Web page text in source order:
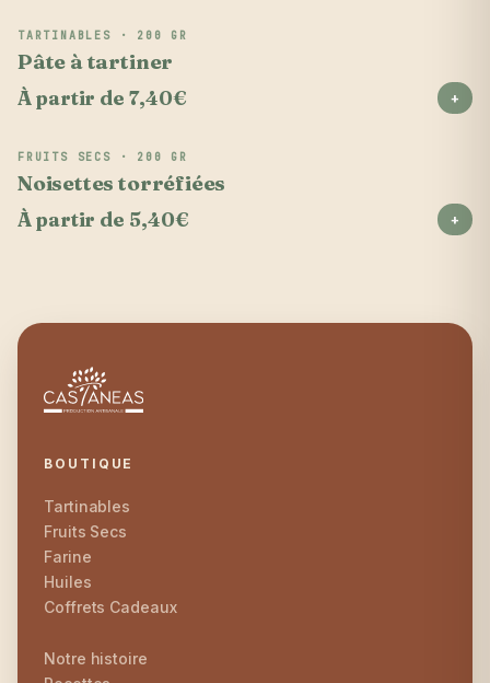
BEST SELLER 😎
TARTINABLES · 200 GR
Pâte à tartiner
À partir de 7,40€ +
L'incontournable
FRUITS SECS · 200 GR
Noisettes torréfiées
À partir de 5,40€ +
BOUTIQUE
Tartinables
Fruits Secs
Farine
Huiles
Coffrets Cadeaux
Notre histoire